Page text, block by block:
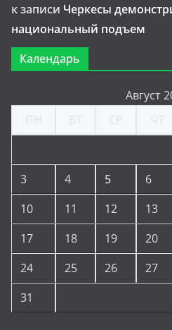
к записи Черкесы
национальный подъем
Календарь
Август
3
4 5 6
10
11 12 13
17
18 19 20
24
25 26 27
31